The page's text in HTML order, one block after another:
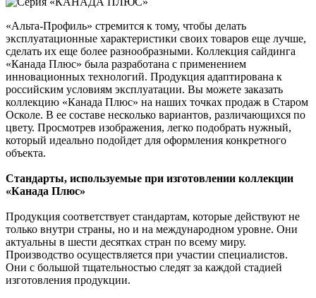
«Альта-Профиль» стремится к тому, чтобы делать
эксплуатационные характеристики своих товаров еще лучше,
сделать их еще более разнообразными. Коллекция сайдинга
«Канада Плюс» была разработана с применением
инновационных технологий. Продукция адаптирована к
российским условиям эксплуатации. Вы можете заказать
коллекцию «Канада Плюс» на наших точках продаж в Старом
Осколе. В ее составе несколько вариантов, различающихся по
цвету. Просмотрев изображения, легко подобрать нужный,
который идеально подойдет для оформления конкретного
объекта.
Стандарты, используемые при изготовлении коллекции
«Канада Плюс»
Продукция соответствует стандартам, которые действуют не
только внутри страны, но и на международном уровне. Они
актуальны в шести десятках стран по всему миру.
Производство осуществляется при участии специалистов.
Они с большой тщательностью следят за каждой стадией
изготовления продукции.